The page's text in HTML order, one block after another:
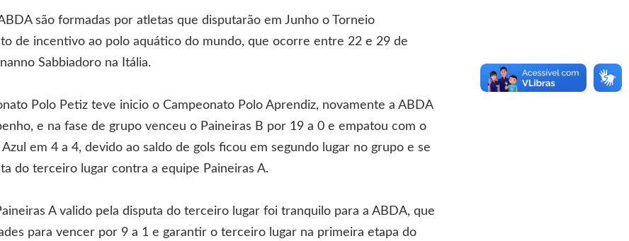
são formadas por atletas que disputarão em Junho o Torneio
de incentivo ao polo aquático do mundo, que ocorre entre 22 e 29 de
Sabbiadoro na Itália.
Polo Petiz teve inicio o Campeonato Polo Aprendiz, novamente a ABDA
e na fase de grupo venceu o Paineiras B por 19 a 0 e empatou com o
em 4 a 4, devido ao saldo de gols ficou em segundo lugar no grupo e se
do terceiro lugar contra a equipe Paineiras A.
A valido pela disputa do terceiro lugar foi tranquilo para a ABDA, que
para vencer por 9 a 1 e garantir o terceiro lugar na primeira etapa do